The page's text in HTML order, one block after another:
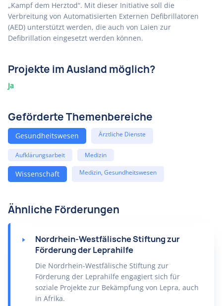
„Kampf dem Herztod“. Mit dieser Initiative soll die
Verbreitung von Automatisierten Externen Defibrillatoren
(AED) unterstützt werden, die auch von Laien zur
Defibrillation eingesetzt werden können.
Projekte im Ausland möglich?
Ja
Geförderte Themenbereiche
Gesundheitswesen Ärztliche Dienste
Aufklärungsarbeit Medizin
Wissenschaft Medizin, Gesundheitswesen
Ähnliche Förderungen
Nordrhein-Westfälische Stiftung zur
Förderung der Leprahilfe
Die Nordrhein-Westfälische Stiftung zur
Förderung der Leprahilfe engagiert sich für
soziale Projekte zur Bekämpfung von Lepra, auch
in Afrika.